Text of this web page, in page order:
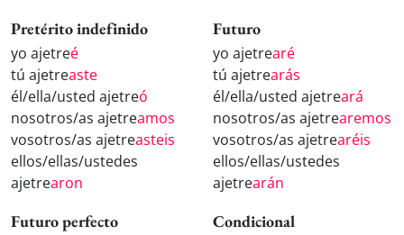
Pretérito indefinido
yo ajetreé
tú ajetreaste
él/ella/usted ajetreó
nosotros/as ajetreamos
vosotros/as ajetreasteis
ellos/ellas/ustedes
ajetrearon
Futuro
yo ajetrearé
tú ajetrearás
él/ella/usted ajetreará
nosotros/as ajetrearemos
vosotros/as ajetrearéis
ellos/ellas/ustedes
ajetrearán
Futuro perfecto Condicional